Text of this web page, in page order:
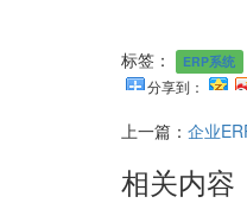
标签： ERP系统
分享到：
上一篇： 企业
相关内容